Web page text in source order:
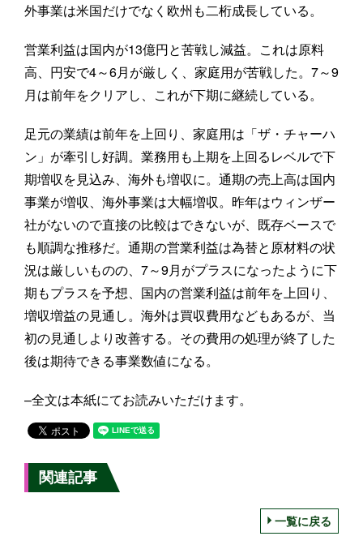
外事業は米国だけでなく欧州も二桁成長している。
営業利益は国内が13億円と苦戦し減益。これは原料
高、円安で4～6月が厳しく、家庭用が苦戦した。7～9
月は前年をクリアし、これが下期に継続している。
足元の業績は前年を上回り、家庭用は「ザ・チャーハ
ン」が牽引し好調。業務用も上期を上回るレベルで下
期増収を見込み、海外も増収に。通期の売上高は国内
事業が増収、海外事業は大幅増収。昨年はウィンザー
社がないので直接の比較はできないが、既存ベースで
も順調な推移だ。通期の営業利益は為替と原材料の状
況は厳しいものの、7～9月がプラスになったように下
期もプラスを予想、国内の営業利益は前年を上回り、
増収増益の見通し。海外は買収費用などもあるが、当
初の見通しより改善する。その費用の処理が終了した
後は期待できる事業数値になる。
–全文は本紙にてお読みいただけます。
関連記事
一覧に戻る